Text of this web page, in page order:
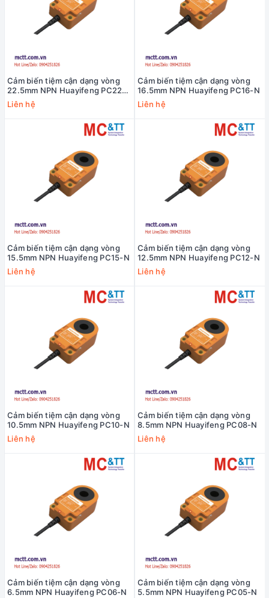
Cảm biến tiệm cận dạng vòng
22.5mm NPN Huayifeng PC22-
N
Liên hệ
Cảm biến tiệm cận dạng vòng
16.5mm NPN Huayifeng PC16-N
Liên hệ
Cảm biến tiệm cận dạng vòng
15.5mm NPN Huayifeng PC15-N
Liên hệ
Cảm biến tiệm cận dạng vòng
12.5mm NPN Huayifeng PC12-N
Liên hệ
Cảm biến tiệm cận dạng vòng
10.5mm NPN Huayifeng PC10-N
Liên hệ
Cảm biến tiệm cận dạng vòng
8.5mm NPN Huayifeng PC08-N
Liên hệ
Cảm biến tiệm cận dạng vòng
6.5mm NPN Huayifeng PC06-N
Cảm biến tiệm cận dạng vòng
5.5mm NPN Huayifeng PC05-N